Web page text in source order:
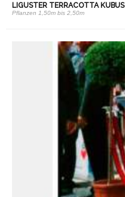
LIGUSTER TERRACOTTA KUBUS
Pflanzen 1,50m bis 2,50m